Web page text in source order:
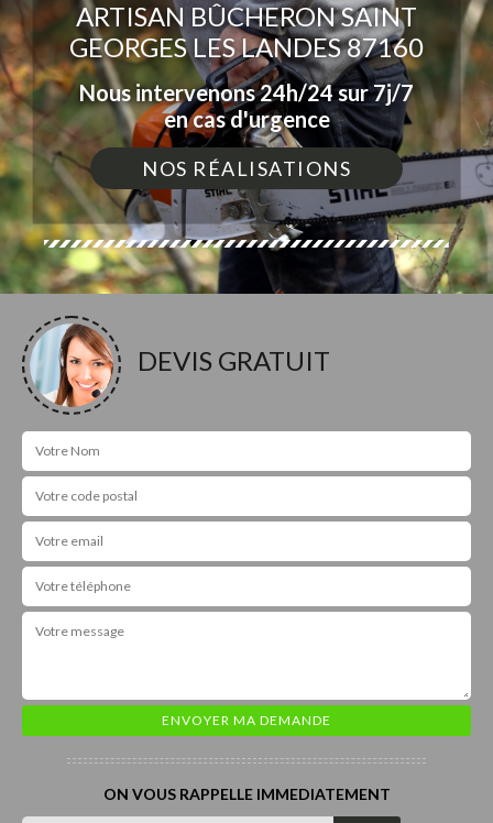
ARTISAN BÛCHERON SAINT
GEORGES LES LANDES 87160
Nous intervenons 24h/24 sur 7j/7
en cas d'urgence
NOS RÉALISATIONS
DEVIS GRATUIT
ON VOUS RAPPELLE IMMEDIATEMENT